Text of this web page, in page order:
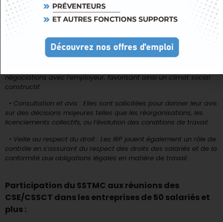
Leurs principales missions :
• Représentation des salariés : Les IRP assurent la défense des
intérêts, tant individuels que collectifs, des employés dans
négociations avec l’employeur, favorisant ainsi un climat social
constructif.
• Consultation et avis : Elles sont sollicitées pour donner leur avis
sur des décisions majeures telles que les réorganisations, les
licenciements collectifs, ou l’évolution des conditions de travail.
• Veille au respect du droit : Les IRP jouent également un rôle de
contrôle en s’assurant du respect des droits des salariés et de la
conformité aux obligations légales en matière de travail.
Participation du SSTMC aux réunions des
CSE/CSSCT dans les entreprises de 50 salariés et
plus :